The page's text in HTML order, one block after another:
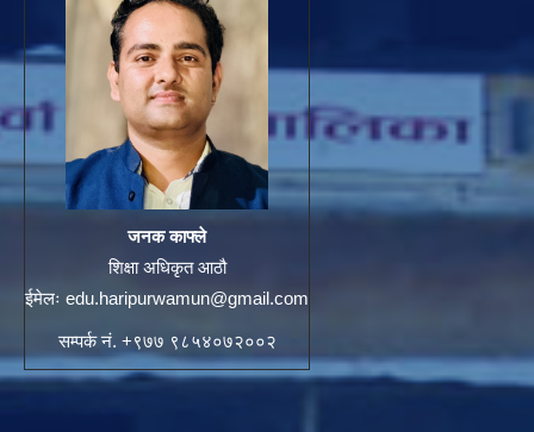
जनक काफ्ले
शिक्षा अधिकृत आठौ
ईमेलः edu.haripurwamun@gmail.com
सम्पर्क नं. +९७७ ९८५४०७२००२